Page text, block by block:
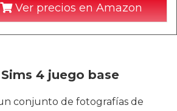
Ver precios en Amazon
4 juego base
conjunto de fotografías de